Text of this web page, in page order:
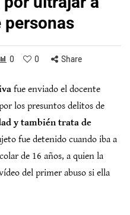
personas
0 0 Share
fue enviado el docente
los presuntos delitos de
y también trata de
fue detenido cuando iba a
de 16 años, a quien la
del primer abuso si ella